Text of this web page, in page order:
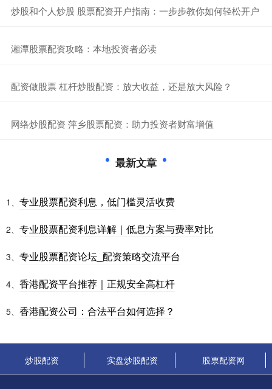
​炒股和个人炒股 股票配资开户指南：一步步教你如何轻松开户
​湘潭股票配资攻略：本地投资者必读
​配资做股票 杠杆炒股配资：放大收益，还是放大风险？
​网络炒股配资 萍乡股票配资：助力投资者财富增值
最新文章
1、 专业股票配资利息，低门槛灵活收费
2、 专业股票配资利息详解｜低息方案与费率对比
3、 专业股票配资论坛_配资策略交流平台
4、 香港配资平台推荐｜正规安全高杠杆
5、 香港配资公司：合法平台如何选择？
炒股配资 实盘炒股配资 股票配资网